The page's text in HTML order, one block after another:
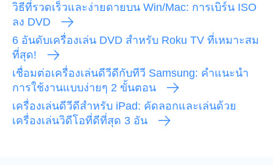
วิธีที่รวดเร็วและง่ายดายบน Win/Mac: การเบิร์น ISO
ลง DVD
6 อันดับเครื่องเล่น DVD สำหรับ Roku TV ที่เหมาะสม
ที่สุด!
เชื่อมต่อเครื่องเล่นดีวีดีกับทีวี Samsung: คำแนะนำ
การใช้งานแบบง่ายๆ 2 ขั้นตอน
เครื่องเล่นดีวีดีสำหรับ iPad: คัดลอกและเล่นด้วย
เครื่องเล่นวิดีโอที่ดีที่สุด 3 อัน